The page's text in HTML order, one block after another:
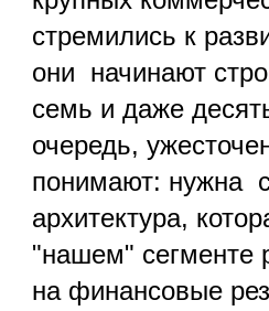
стремились к
они начинают
семь и даже
очередь,
понимают: нужна
архитектура,
"нашем" сегменте
на финансовые